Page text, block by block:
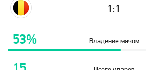
1:1
53% Владение мячом